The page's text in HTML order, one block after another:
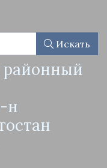
Искать
районный
н